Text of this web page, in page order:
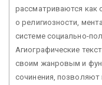
рассматриваются как
о религиозности,
системе социально-
Агиографические
своим жанровым и
сочинения, позволяют